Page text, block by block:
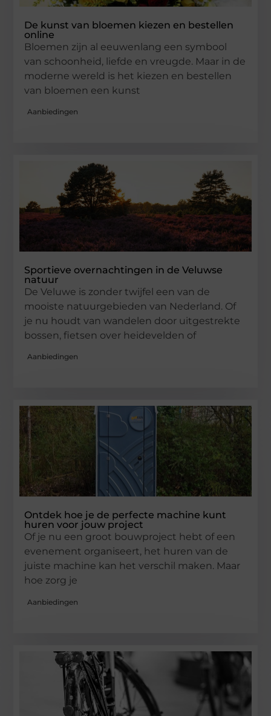
De kunst van bloemen kiezen en bestellen
online
Bloemen zijn al eeuwenlang een symbool
van schoonheid, liefde en vreugde. Maar in de
moderne wereld is het kiezen en bestellen
van bloemen een kunst
Aanbiedingen
Sportieve overnachtingen in de Veluwse
natuur
De Veluwe is zonder twijfel een van de
mooiste natuurgebieden van Nederland. Of
je nu houdt van wandelen door uitgestrekte
bossen, fietsen over heidevelden of
Aanbiedingen
Ontdek hoe je de perfecte machine kunt
huren voor jouw project
Of je nu een groot bouwproject hebt of een
evenement organiseert, het huren van de
juiste machine kan het verschil maken. Maar
hoe zorg je
Aanbiedingen